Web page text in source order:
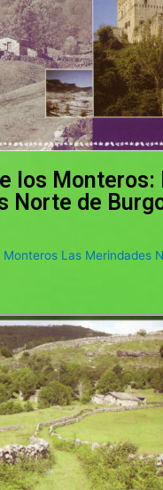
los Monteros:
Norte de